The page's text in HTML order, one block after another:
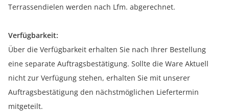
Terrassendielen werden nach Lfm. abgerechnet.
Verfügbarkeit:
Über die Verfügbarkeit erhalten Sie nach Ihrer Bestellung
eine separate Auftragsbestätigung. Sollte die Ware Aktuell
nicht zur Verfügung stehen, erhalten Sie mit unserer
Auftragsbestätigung den nächstmöglichen Liefertermin
mitgeteilt.